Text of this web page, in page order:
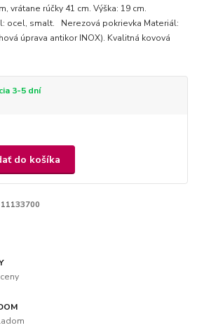
vrátane rúčky 41 cm. Výška: 19 cm.
ocel, smalt. Nerezová pokrievka Materiál:
úprava antikor INOX). Kvalitná kovová
3-5 dní
do košíka
11133700